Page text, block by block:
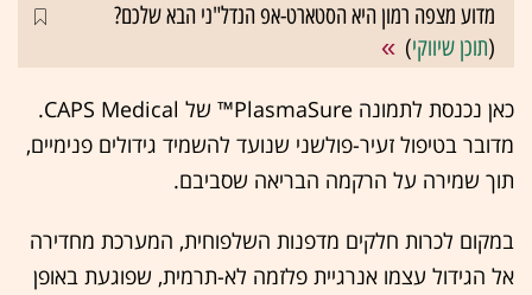
מדוע מצפה רמון היא הסטארט-אפ הנדל"ני הבא שלכם?
(תוכן שיווקי)
כאן נכנסת לתמונה PlasmaSure™ של CAPS Medical.
מדובר בטיפול זעיר-פולשני שנועד להשמיד גידולים פנימיים,
תוך שמירה על הרקמה הבריאה שסביבם.
במקום לכרות חלקים מדפנות השלפוחית, המערכת מחדירה
אל הגידול עצמו אנרגיית פלזמה לא-תרמית, שפוגעת באופן